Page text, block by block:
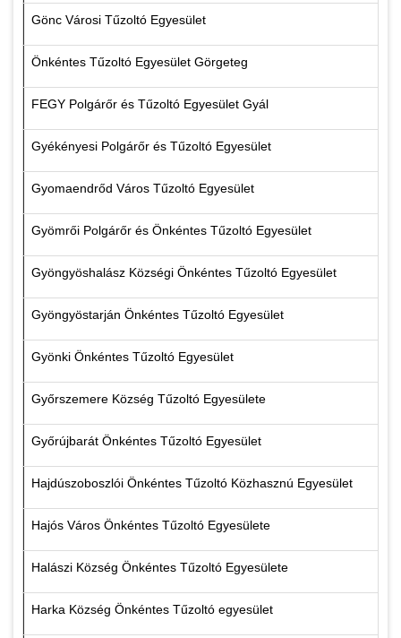
Gönc Városi Tűzoltó Egyesület
Önkéntes Tűzoltó Egyesület Görgeteg
FEGY Polgárőr és Tűzoltó Egyesület Gyál
Gyékényesi Polgárőr és Tűzoltó Egyesület
Gyomaendrőd Város Tűzoltó Egyesület
Gyömrői Polgárőr és Önkéntes Tűzoltó Egyesület
Gyöngyöshalász Községi Önkéntes Tűzoltó Egyesület
Gyöngyöstarján Önkéntes Tűzoltó Egyesület
Gyönki Önkéntes Tűzoltó Egyesület
Győrszemere Község Tűzoltó Egyesülete
Győrújbarát Önkéntes Tűzoltó Egyesület
Hajdúszoboszlói Önkéntes Tűzoltó Közhasznú Egyesület
Hajós Város Önkéntes Tűzoltó Egyesülete
Halászi Község Önkéntes Tűzoltó Egyesülete
Harka Község Önkéntes Tűzoltó egyesület